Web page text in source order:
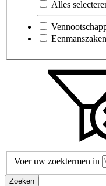
Alles
Eenmanszaken
Voer uw zoektermen in
Zoeken